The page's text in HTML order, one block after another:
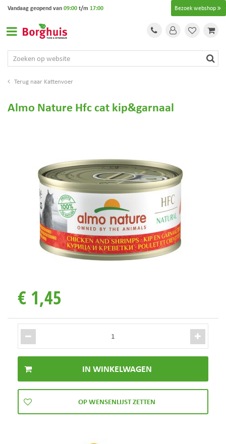
Kattenvoer
Bezoek webshop
Vandaag geopend van09:00t/m 17:00
Almo Nature Hfc cat kip&garnaal
€ 1,45